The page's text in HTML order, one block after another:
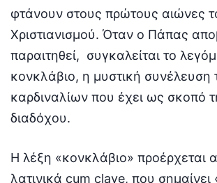
φτάνουν στους πρώτους αιώνες
Χριστιανισμού. Όταν ο Πάπας
παραιτηθεί, συγκαλείται το
κονκλάβιο, η μυστική συνέλευση
καρδιναλίων που έχει ως σκοπό
διαδόχου.
Η λέξη «κονκλάβιο» προέρχεται
λατινικά cum clave, που σημαίνει